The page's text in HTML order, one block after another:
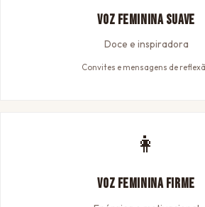
Voz Feminina Suave
Doce e inspiradora
Convites e mensagens de
👩
Voz Feminina Firme